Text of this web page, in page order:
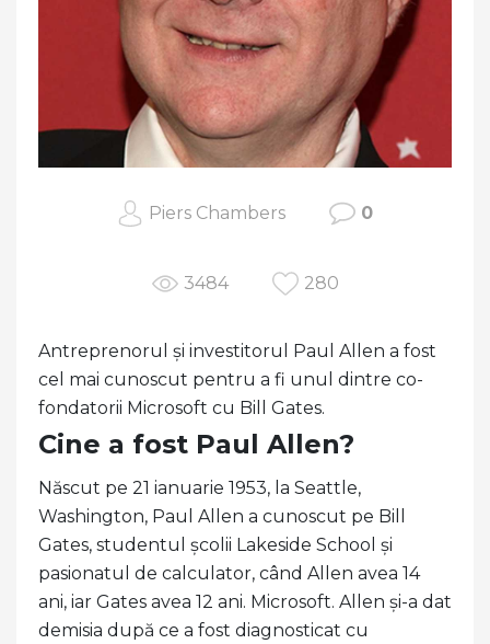
Piers Chambers 0
3484 280
Antreprenorul și investitorul Paul Allen a fost
cel mai cunoscut pentru a fi unul dintre co-
fondatorii Microsoft cu Bill Gates.
Cine a fost Paul Allen?
Născut pe 21 ianuarie 1953, la Seattle,
Washington, Paul Allen a cunoscut pe Bill
Gates, studentul școlii Lakeside School și
pasionatul de calculator, când Allen avea 14
ani, iar Gates avea 12 ani. Microsoft. Allen și-a dat
demisia după ce a fost diagnosticat cu